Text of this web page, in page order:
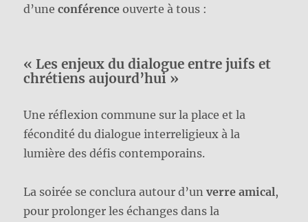
d’uneconférence ouverte à tous :
« Les enjeux du dialogue entre juifs et
chrétiens aujourd’hui »
Une réflexion commune sur la place et la
fécondité du dialogue interreligieux à la
lumière des défis contemporains.
La soirée se conclura autour d’unverre amical,
pour prolonger les échanges dans la